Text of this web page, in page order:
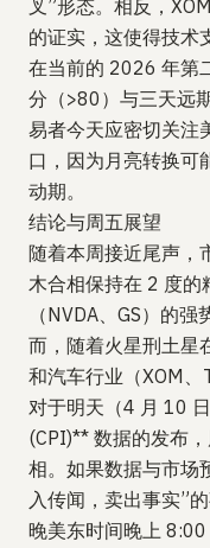
叉”形态。相反，
的证实，这使得技术
在当前的 2026 年第
分（>80）与三天远
易者今天应密切关注
口，因为月亮转换可
动期。
结论与周五展望
随着本周接近尾声，
木合相保持在 2 度的
（NVDA、GS）的
而，随着火星刑土星
和汽车行业（XOM、
对于明天（4 月 10
(CPI)** 数据的发布
相。如果数据与市场
入传闻，卖出事实”
晚美东时间晚上 8:00